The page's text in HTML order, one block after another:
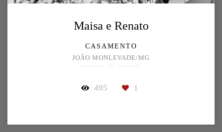
Maisa e Renato
CASAMENTO
JOÃO MONLEVADE/MG
495 1